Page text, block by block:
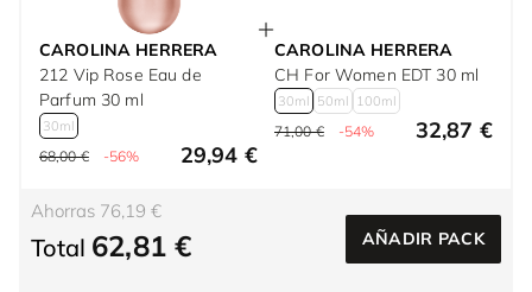
CAROLINA HERRERA
212 Vip Rose Eau de
Parfum 30 ml
30ml
68,00 € -56% 29,94 €
CAROLINA HERRERA
CH For Women EDT 30 ml
30ml 50ml 100ml
71,00 € -54% 32,87 €
Ahorras 76,19 €
Total 62,81 € AÑADIR PACK